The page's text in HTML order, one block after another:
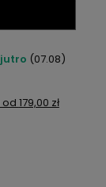
jutro (07.08)
od 179,00 zł